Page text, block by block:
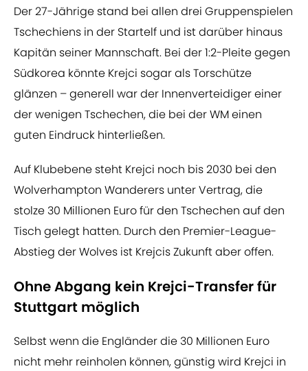
Der 27-Jährige stand bei allen drei Gruppenspielen
Tschechiens in der Startelf und ist darüber hinaus
Kapitän seiner Mannschaft. Bei der 1:2-Pleite gegen
Südkorea könnte Krejci sogar als Torschütze
glänzen – generell war der Innenverteidiger einer
der wenigen Tschechen, die bei der WM einen
guten Eindruck hinterließen.
Auf Klubebene steht Krejci noch bis 2030 bei den
Wolverhampton Wanderers unter Vertrag, die
stolze 30 Millionen Euro für den Tschechen auf den
Tisch gelegt hatten. Durch den Premier-League-
Abstieg der Wolves ist Krejcis Zukunft aber offen.
Ohne Abgang kein Krejci-Transfer für
Stuttgart möglich
Selbst wenn die Engländer die 30 Millionen Euro
nicht mehr reinholen können, günstig wird Krejci in